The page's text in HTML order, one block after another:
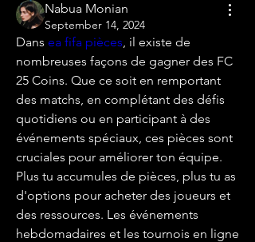
Nabua Monian
September 14, 2024
Dans ea fifa pièces, il existe de
nombreuses façons de gagner des FC
25 Coins. Que ce soit en remportant
des matchs, en complétant des défis
quotidiens ou en participant à des
événements spéciaux, ces pièces sont
cruciales pour améliorer ton équipe.
Plus tu accumules de pièces, plus tu as
d'options pour acheter des joueurs et
des ressources. Les événements
hebdomadaires et les tournois en ligne